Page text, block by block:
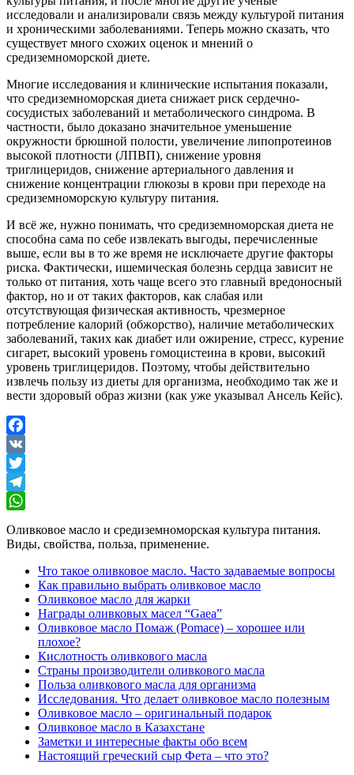
исследовали и анализировали связь между культурой питания
и хроническими заболеваниями. Теперь можно сказать, что
существует много схожих оценок и мнений о
средиземноморской диете.
Многие исследования и клинические испытания показали,
что средиземноморская диета снижает риск сердечно-
сосудистых заболеваний и метаболического синдрома. В
частности, было доказано значительное уменьшение
окружности брюшной полости, увеличение липопротеинов
высокой плотности (ЛПВП), снижение уровня
триглицеридов, снижение артериального давления и
снижение концентрации глюкозы в крови при переходе на
средиземноморскую культуру питания.
И всё же, нужно понимать, что средиземноморская диета не
способна сама по себе извлекать выгоды, перечисленные
выше, если вы в то же время не исключаете другие факторы
риска. Фактически, ишемическая болезнь сердца зависит не
только от питания, хоть чаще всего это главный вредоносный
фактор, но и от таких факторов, как слабая или
отсутствующая физическая активность, чрезмерное
потребление калорий (обжорство), наличие метаболических
заболеваний, таких как диабет или ожирение, стресс, курение
сигарет, высокий уровень гомоцистеина в крови, высокий
уровень триглицеридов. Поэтому, чтобы действительно
извлечь пользу из диеты для организма, необходимо так же и
вести здоровый образ жизни (как уже указывал Ансель Кейс).
Facebook
VK
Twitter
Telegram
Оливковое масло и средиземноморская культура питания.
Виды, свойства, польза, применение.
Что такое оливковое масло. Часто задаваемые вопросы
Как правильно выбрать оливковое масло
Оливковое масло для жарки
Награды оливковых масел “Gaea”
Оливковое масло Помаж (Pomace) – хорошее или
плохое?
Кислотность оливкового масла
Страны производители оливкового масла
Польза оливкового масла для организма
Исследования. Что делает оливковое масло полезным
Оливковое масло – оригинальный подарок
Оливковое масло в Казахстане
Заметки и интересные факты обо всем
Настоящий греческий сыр Фета – что это?